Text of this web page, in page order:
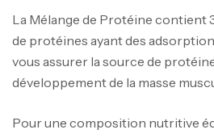
La Mélange de Protéine contient
de protéines ayant des
vous assurer la source de
développement de la masse
Pour une composition nutritive